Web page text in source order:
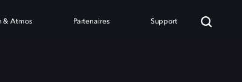
& Atmos Partenaires Support